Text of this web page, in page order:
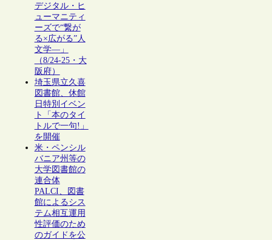
デジタル・ヒ
ューマニティ
ーズで“繋が
る×広がる”人
文学―」
（8/24-25・大
阪府）
埼玉県立久喜
図書館、休館
日特別イベン
ト「本のタイ
トルで一句!」
を開催
米・ペンシル
バニア州等の
大学図書館の
連合体
PALCI、図書
館によるシス
テム相互運用
性評価のため
のガイドを公